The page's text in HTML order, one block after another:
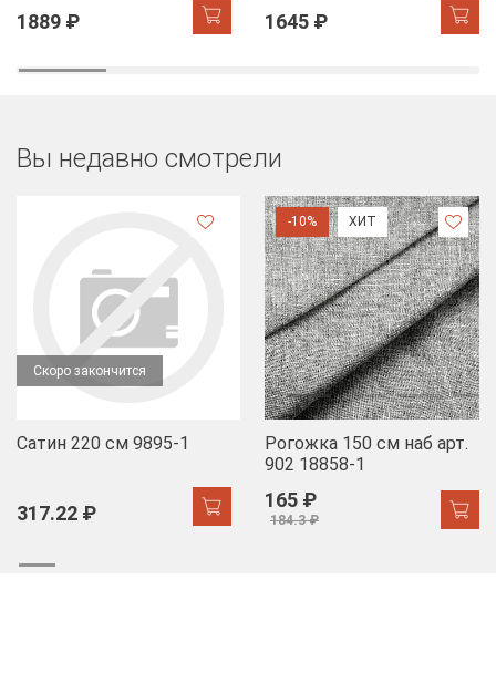
1889 ₽ 1645 ₽
Вы недавно смотрели
Скоро закончится
Сатин 220 см 9895-1
317.22 ₽
-10% ХИТ
Рогожка 150 см наб арт.
902 18858-1
165 ₽
184.3 ₽